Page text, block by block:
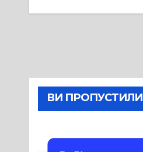
ВИ ПРОПУСТИЛИ